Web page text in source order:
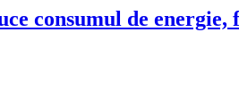
consumul de